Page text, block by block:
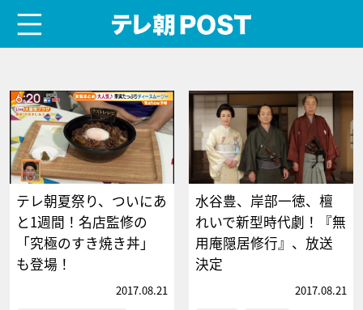
テレ朝夏祭り、ついにあ
と1週間！名店監修の
「究極のすき焼き丼」
も登場！
2017.08.21
水谷豊、岸部一徳、檀
れいで新型時代劇！『無
用庵隠居修行』、放送
決定
2017.08.21